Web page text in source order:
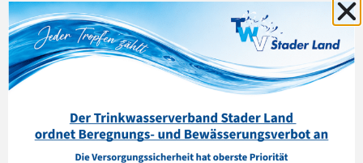
Impressum
Datenschutz
Barrierefreiheitserklärung
KONTAKTDATEN